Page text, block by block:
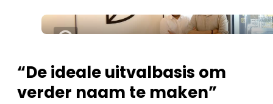
Evenement aanmelden
Meest gelezen
Nieuwsbrief
“De ideale uitvalbasis om
verder naam te maken”